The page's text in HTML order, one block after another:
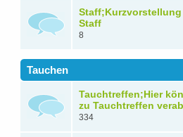
Staff;Kurzvorstellung
Staff
8
Tauchen
Tauchtreffen;Hier
zu Tauchtreffen
334